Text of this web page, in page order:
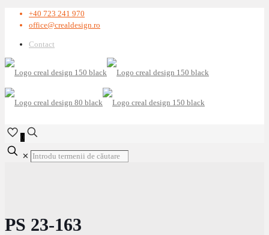
+40 723 241 970
office@crealdesign.ro
Contact
0
✕
PS 23-163